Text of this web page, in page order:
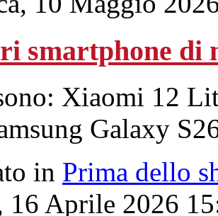
smartphone di
Xiaomi 12
Galaxy
in Prima dello
16 Aprile 2026